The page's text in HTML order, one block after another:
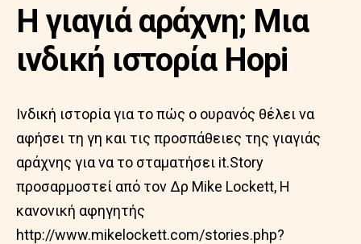
Η γιαγιά αράχνη; Μια
ινδική ιστορία Hopi
Ινδική ιστορία για το πώς ο ουρανός θέλει να
αφήσει τη γη και τις προσπάθειες της γιαγιάς
αράχνης για να το σταματήσει it.Story
προσαρμοστεί από τον Δρ Mike Lockett, Η
κανονική αφηγητής
http://www.mikelockett.com/stories.php?